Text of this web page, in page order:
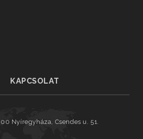
KAPCSOLAT
Nyíregyháza, Csendes u. 51.